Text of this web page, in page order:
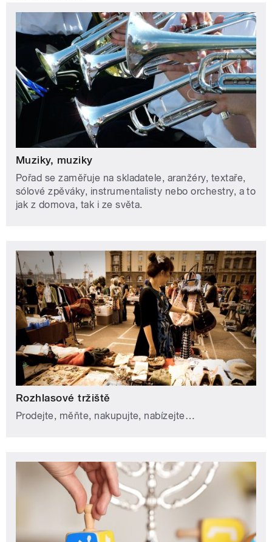
Muziky, muziky
Pořad se zaměřuje na skladatele, aranžéry, textaře,
sólové zpěváky, instrumentalisty nebo orchestry, a to
jak z domova, tak i ze světa.
Rozhlasové tržiště
Prodejte, měňte, nakupujte, nabízejte…